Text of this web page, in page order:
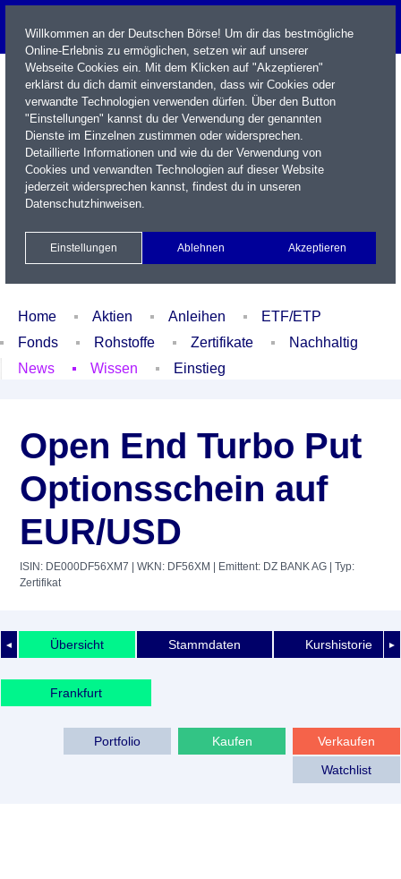
Name / WKN / ISIN / Kürzel
Xetra Realtime
Watchlist Portfolio Login
Home Aktien Anleihen
ETF/ETP
Fonds
Rohstoffe Zertifikate
Nachhaltig
News
Wissen Einstieg
Open End Turbo Put
Optionsschein auf
EUR/USD
ISIN: DE000DF56XM7 | WKN: DF56XM | Emittent: DZ BANK AG | Typ:
Zertifikat
◄ ►
Übersicht Stammdaten Kurshistorie
Frankfurt
Verkaufen
Kaufen
Portfolio
Watchlist
Willkommen an der Deutschen Börse! Um dir das bestmögliche
Online-Erlebnis zu ermöglichen, setzen wir auf unserer
Webseite Cookies ein. Mit dem Klicken auf "Akzeptieren"
erklärst du dich damit einverstanden, dass wir Cookies oder
verwandte Technologien verwenden dürfen. Über den Button
"Einstellungen" kannst du der Verwendung der genannten
Dienste im Einzelnen zustimmen oder widersprechen.
Detaillierte Informationen und wie du der Verwendung von
Cookies und verwandten Technologien auf dieser Website
jederzeit widersprechen kannst, findest du in unseren
Datenschutzhinweisen.
Einstellungen Ablehnen Akzeptieren